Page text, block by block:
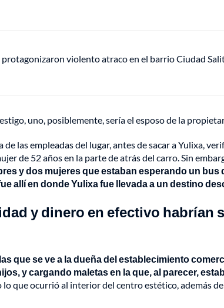
violento atraco en el barrio Ciudad
uno, posiblemente, sería el esposo de la
las empleadas del lugar, antes de sacar a Yulixa,
de 52 años en la parte de atrás del carro. Sin
y dos mujeres que estaban esperando un bus
allí en donde Yulixa fue llevada a un destino
y dinero en efectivo habrían
que se ve a la dueña del establecimiento
y cargando maletas en la que, al parecer,
lo que ocurrió al interior del centro estético, además